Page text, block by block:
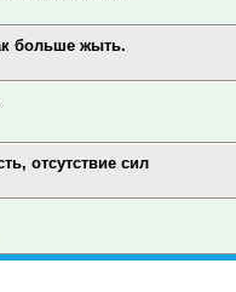
больше жыть.
отсутствие сил